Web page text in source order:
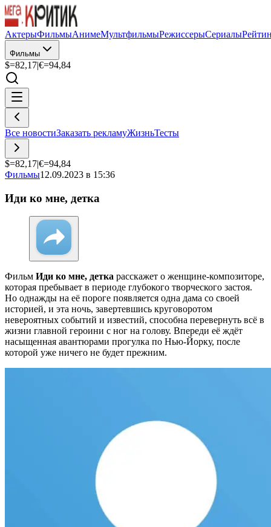
АктерыФильмыАнимеМультфильмыРежиссерыСериалы
Фильмы
$=82,17|€=94,84
Все новостиЗаказать рекламуЖизньТесты
$=82,17|€=94,84
Фильмы12.09.2023 в 15:36
Иди ко мне, детка
Фильм Иди ко мне, детка расскажет о женщине-композиторе,
которая пребывает в периоде глубокого творческого застоя.
Но однажды на её пороге появляется одна дама со своей
историей, и эта ночь, завертевшись круговоротом
невероятных событий и известий, способна перевернуть всё в
жизни главной героини с ног на голову. Впереди её ждёт
насыщенная авантюрами прогулка по Нью-Йорку, после
которой уже ничего не будет прежним.